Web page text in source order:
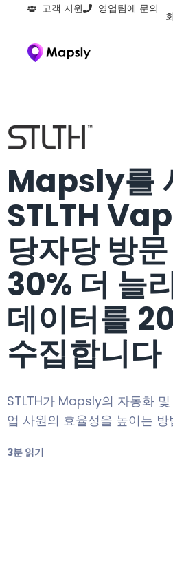
고객 지원 영업팀에 문의
Mapsly를
STLTH
당자당 방
30% 더 늘
데이터를
수집합니다
STLTH가 Mapsly의 자동화
업 사원의 효율성을 높이는
3분 읽기